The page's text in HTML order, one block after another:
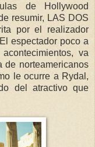
de Hollywood
resumir, LAS DOS
por el realizador
espectador poco a
va
de norteamericanos
le ocurre a Rydal,
del atractivo que